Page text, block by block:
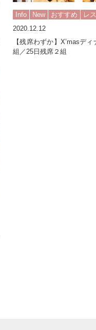
Info New おすすめ
レ
2020.12.12
【残席わずか】X’masデ
組／25日残席２組